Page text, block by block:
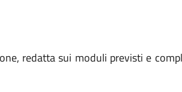
redatta sui moduli previsti e